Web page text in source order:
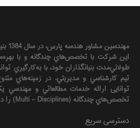
مهندسين مشاور هندسه‌ پارس، در سال 1384 بنیانگذاری شده است.
این شرکت با تخصص‌هاي چندگانه و با
طولاني‌مدت بنيانگذاران خود، با به‌كارگيري
تيم كارشناسي و مديريتي، در زمينه‌هاي
توانایی ارائه خدمات مطالعاتي و مهندسي
تخصص‌هاي چندگانه (Multi – Disciplines) را دارد.
دسترسی سریع